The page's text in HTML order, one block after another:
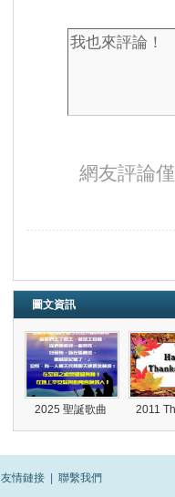
網友評論
圖文資訊
2025 聖誕歌曲 2011
友情鏈接 聯繫我們